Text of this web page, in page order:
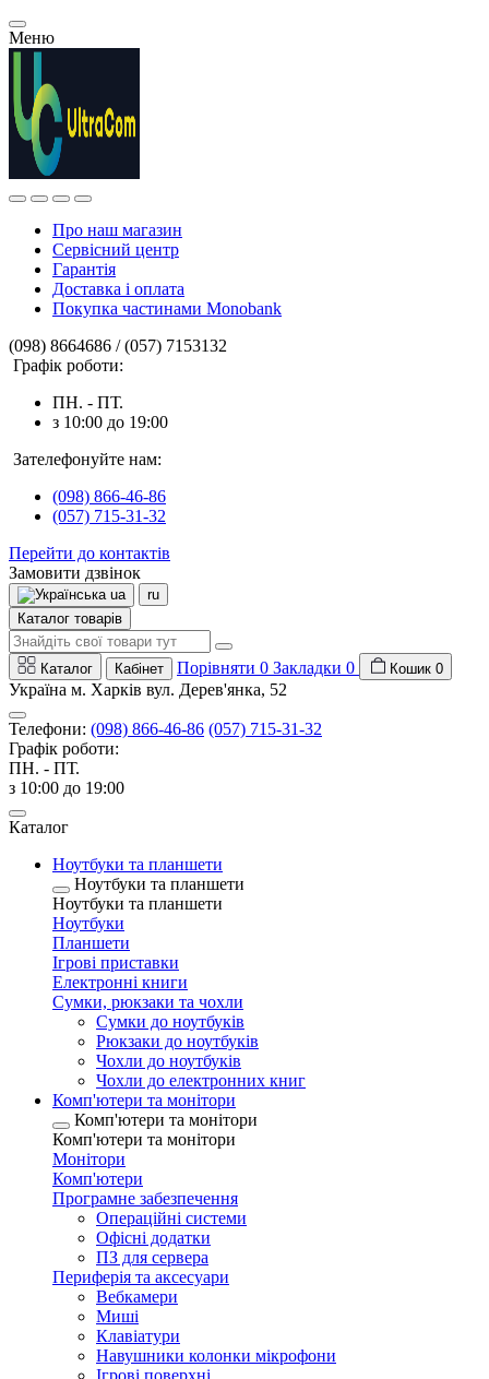
Меню
Про наш магазин
Сервісний центр
Гарантія
Доставка і оплата
Покупка частинами Monobank
(098) 8664686 / (057) 7153132
Графік роботи:
ПН. - ПТ.
з 10:00 до 19:00
Зателефонуйте нам:
(098) 866-46-86
(057) 715-31-32
Перейти до контактів
Замовити дзвінок
ua
ru
Каталог товарів
Каталог Кабінет Порівняти 0 Закладки 0 Кошик 0
Україна м. Харків вул. Дерев'янка, 52
Телефони: (098) 866-46-86 (057) 715-31-32
Графік роботи:
ПН. - ПТ.
з 10:00 до 19:00
Каталог
Ноутбуки та планшети
Ноутбуки та планшети
Ноутбуки та планшети
Ноутбуки
Планшети
Ігрові приставки
Електронні книги
Сумки, рюкзаки та чохли
Сумки до ноутбуків
Рюкзаки до ноутбуків
Чохли до ноутбуків
Чохли до електронних книг
Комп'ютери та монітори
Комп'ютери та монітори
Комп'ютери та монітори
Монітори
Комп'ютери
Програмне забезпечення
Операційні системи
Офісні додатки
ПЗ для сервера
Периферія та аксесуари
Вебкамери
Миші
Клавіатури
Навушники колонки мікрофони
Ігрові поверхні